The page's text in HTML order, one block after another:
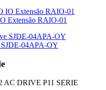
Extensão RAIO-01
04APA-OY